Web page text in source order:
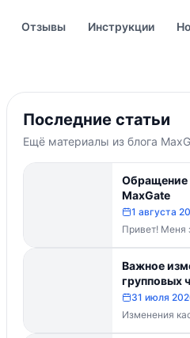
Отзывы Инструкции
Последние статьи
Ещё материалы из блога
Обращение
MaxGate
1 августа
Привет! Меня
Буваненко —
знает меня по
Важное
групповых
31 июля
Изменения
групп и